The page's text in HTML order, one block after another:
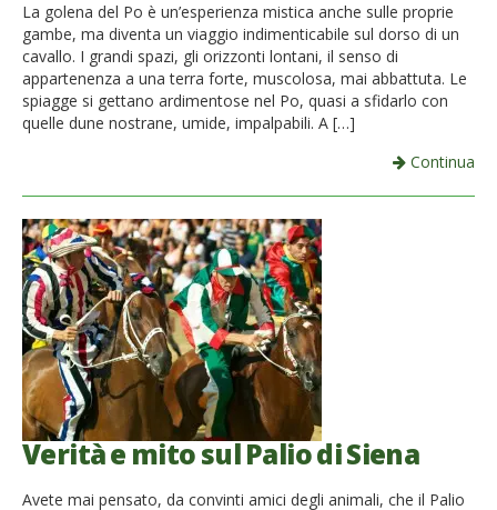
La golena del Po è un’esperienza mistica anche sulle proprie
gambe, ma diventa un viaggio indimenticabile sul dorso di un
cavallo. I grandi spazi, gli orizzonti lontani, il senso di
appartenenza a una terra forte, muscolosa, mai abbattuta. Le
spiagge si gettano ardimentose nel Po, quasi a sfidarlo con
quelle dune nostrane, umide, impalpabili. A […]
Continua
Verità e mito sul Palio di Siena
Avete mai pensato, da convinti amici degli animali, che il Palio